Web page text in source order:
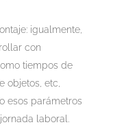
igualmente,
con
tiempos de
objetos, etc,
esos parámetros
laboral.